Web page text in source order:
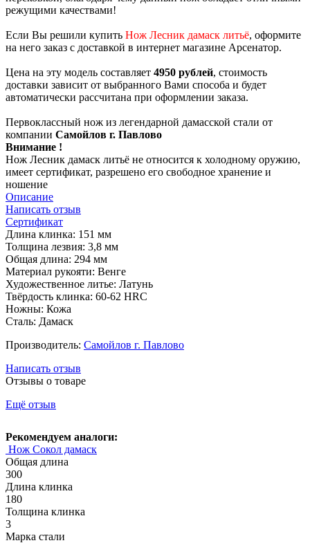
режущими качествами!
Если Вы решили купить Нож Лесник дамаск литьё, оформите
на него заказ с доставкой в интернет магазине Арсенатор.
Цена на эту модель составляет 4950 рублей, стоимость
доставки зависит от выбранного Вами способа и будет
автоматически рассчитана при оформлении заказа.
Первоклассный нож из легендарной дамасской стали от
компании Самойлов г. Павлово
Внимание !
Нож Лесник дамаск литьё не относится к холодному оружию,
имеет сертификат, разрешено его свободное хранение и
ношение
Описание
Написать отзыв
Сертификат
Длина клинка: 151 мм
Толщина лезвия: 3,8 мм
Общая длина: 294 мм
Материал рукояти: Венге
Художественное литье: Латунь
Твёрдость клинка: 60-62 HRC
Ножны: Кожа
Сталь: Дамаск
Производитель: Самойлов г. Павлово
Написать отзыв
Отзывы о товаре
Ещё отзыв
Рекомендуем аналоги:
Нож Сокол дамаск
Общая длина
300
Длина клинка
180
Толщина клинка
3
Марка стали